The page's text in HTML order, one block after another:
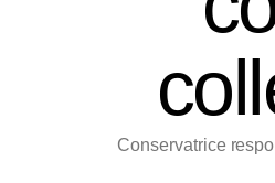
Conservatrice